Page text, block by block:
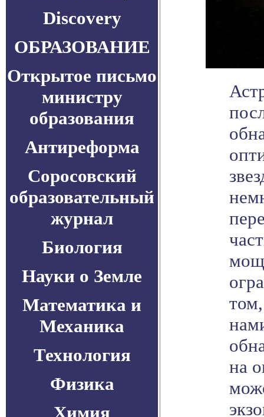
Discovery
ОБРАЗОВАНИЕ
Открытое письмо
министру
образования
Антиреформа
Соросовский
образовательный
журнал
Биология
Науки о Земле
Математика и
Механика
Технология
Физика
Химия
на